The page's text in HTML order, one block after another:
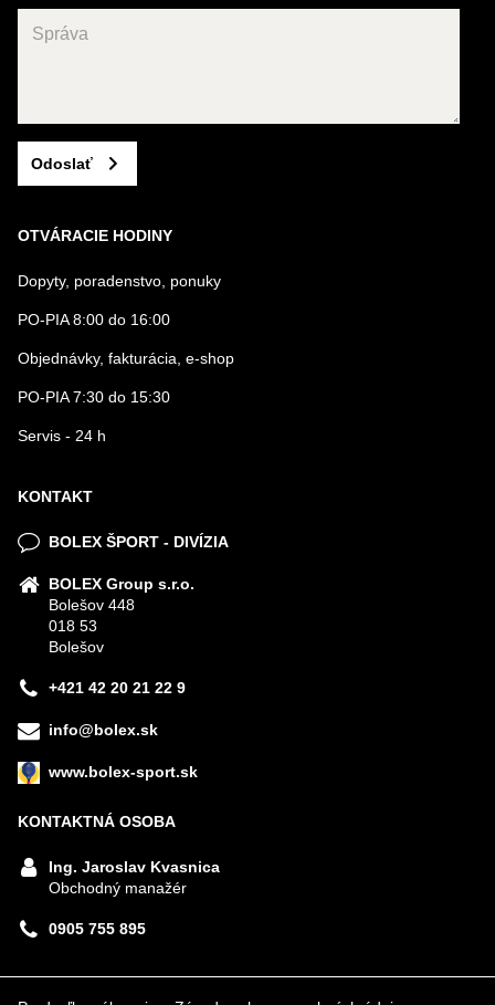
Odoslať
OTVÁRACIE HODINY
Dopyty, poradenstvo, ponuky
PO-PIA 8:00 do 16:00
Objednávky, fakturácia, e-shop
PO-PIA 7:30 do 15:30
Servis - 24 h
KONTAKT
BOLEX ŠPORT - DIVÍZIA
BOLEX Group s.r.o.
Bolešov 448
018 53
Bolešov
+421 42 20 21 22 9
info@bolex.sk
www.bolex-sport.sk
KONTAKTNÁ OSOBA
Ing. Jaroslav Kvasnica
Obchodný manažér
0905 755 895